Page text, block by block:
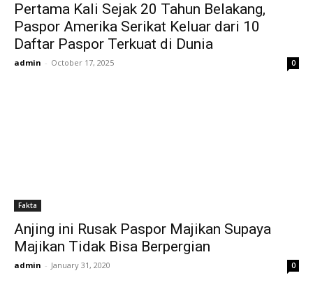
Pertama Kali Sejak 20 Tahun Belakang,
Paspor Amerika Serikat Keluar dari 10
Daftar Paspor Terkuat di Dunia
admin - October 17, 2025 0
Fakta
Anjing ini Rusak Paspor Majikan Supaya
Majikan Tidak Bisa Berpergian
admin - January 31, 2020 0